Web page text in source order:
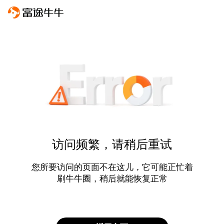
访问频繁，请稍后重试
您所要访问的页面不在这儿，它可能正忙着
刷牛牛圈，稍后就能恢复正常